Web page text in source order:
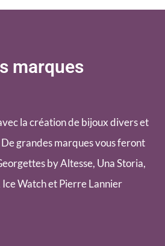
marques
la création de bijoux divers et
grandes marques vous feront
by Altesse, Una Storia,
Ice Watch et Pierre Lannier